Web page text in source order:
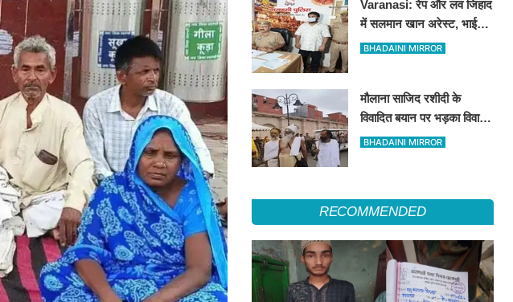
Varanasi: रेप और लव जिहाद
में सलमान खान अरेस्ट, भाई
शाहरुख खान की तलाश
BHADAINI MIRROR
मौलाना साजिद रशीदी के
विवादित बयान पर भड़का विवाद:
उज्जैन महाकाल पहुंचे संतों और
BHADAINI MIRROR
RECOMMENDED